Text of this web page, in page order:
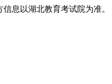
息以湖北教育考试院为准。